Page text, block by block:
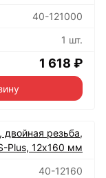
40-121000
1 шт.
1 618 ₽
двойная резьба,
Plus, 12х160 мм
40-12160